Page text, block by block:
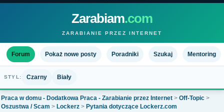
Zarabiam.com
ZARABIANIE PRZEZ INTERNET
Forum Pokaż nowe posty Poradniki Szukaj Mentoring
STYL: Czarny Biały
Praca w domu - Dodatkowa Praca - Zarabianie przez Internet > Off-Topic >
Oszustwa / Scam > Lockerz > Pytania dotyczące Lockerz.com